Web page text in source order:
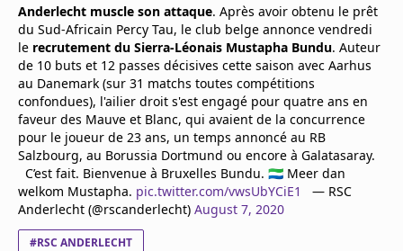
Contactez nous
Grille TV
beINSPIRED
CGU
Mentions légales
Cookies
Protection des données
Paramétrer mon consentement
Anderlecht muscle son attaque. Après avoir obtenu le prêt
du Sud-Africain Percy Tau, le club belge annonce vendredi
le recrutement du Sierra-Léonais Mustapha Bundu. Auteur
de 10 buts et 12 passes décisives cette saison avec Aarhus
au Danemark (sur 31 matchs toutes compétitions
confondues), l'ailier droit s'est engagé pour quatre ans en
faveur des Mauve et Blanc, qui avaient de la concurrence
pour le joueur de 23 ans, un temps annoncé au RB
Salzbourg, au Borussia Dortmund ou encore à Galatasaray.
C’est fait. Bienvenue à Bruxelles Bundu. 🇸🇱 Meer dan
welkom Mustapha. pic.twitter.com/vwsUbYCiE1
— RSC
Anderlecht (@rscanderlecht) August 7, 2020
#RSC ANDERLECHT